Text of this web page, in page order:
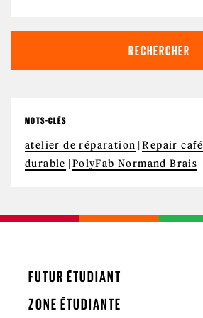
MOTS-CLÉS
atelier de réparation Repair café
durable
PolyFab Normand Brais
FUTUR ÉTUDIANT
ZONE ÉTUDIANTE